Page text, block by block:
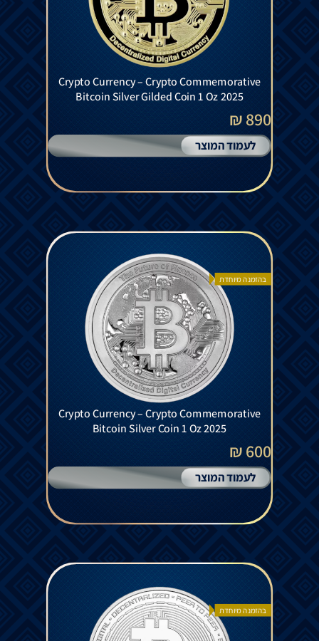
Crypto Currency – Crypto Commemorative
Bitcoin Silver Gilded Coin 1 Oz 2025
890 ₪
לעמוד המוצר
בהזמנה מיוחדת
Crypto Currency – Crypto Commemorative
Bitcoin Silver Coin 1 Oz 2025
600 ₪
לעמוד המוצר
בהזמנה מיוחדת